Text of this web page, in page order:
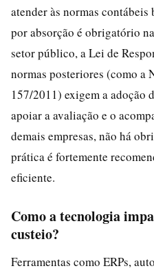
atender às normas
por absorção é obrigatório
setor público, a Lei de
normas posteriores (como a
157/2011) exigem a adoção
apoiar a avaliação e o
demais empresas, não há
prática é fortemente
eficiente.
Como a tecnologia
custeio?
Ferramentas como ERPs,